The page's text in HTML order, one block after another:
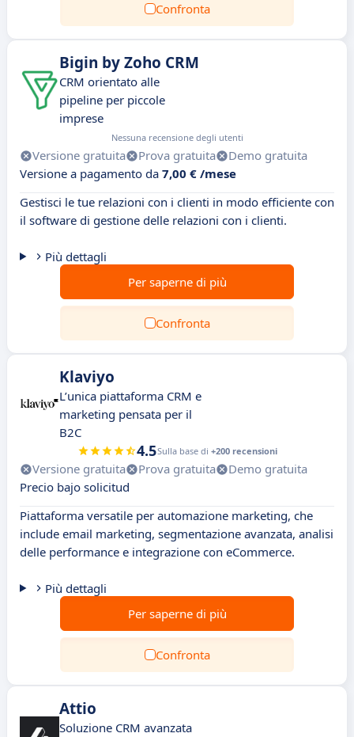
Confronta
Bigin by Zoho CRM
CRM orientato alle
pipeline per piccole
imprese
Nessuna recensione degli utenti
Versione gratuita Prova gratuita
Demo gratuita
Versione a pagamento da 7,00 € /mese
Gestisci le tue relazioni con i clienti in modo efficiente con
il software di gestione delle relazioni con i clienti.
Più dettagli
Per saperne di più
Confronta
Klaviyo
L’unica piattaforma CRM e
marketing pensata per il
B2C
4.5Sulla base di +200 recensioni
Versione gratuita Prova gratuita
Demo gratuita
Precio bajo solicitud
Piattaforma versatile per automazione marketing, che
include email marketing, segmentazione avanzata, analisi
delle performance e integrazione con eCommerce.
Più dettagli
Per saperne di più
Confronta
Attio
Soluzione CRM avanzata